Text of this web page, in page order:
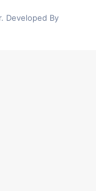
Developed By